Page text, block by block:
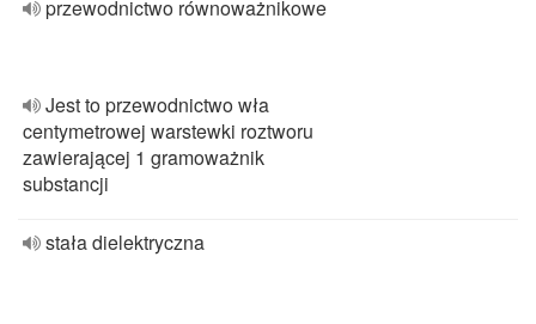
przewodnictwo równoważnikowe
Jest to przewodnictwo wła
centymetrowej warstewki roztworu
zawierającej 1 gramoważnik
substancji
stała dielektryczna